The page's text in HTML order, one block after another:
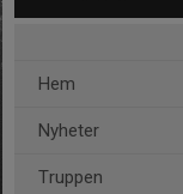
Hem
Nyheter
Truppen